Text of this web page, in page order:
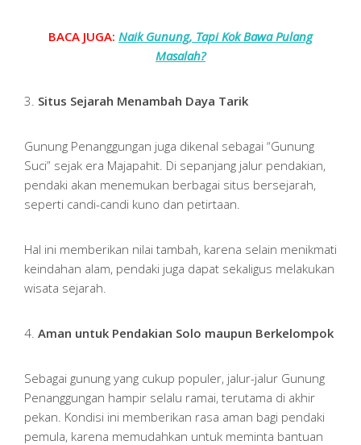
BACA JUGA: Naik Gunung, Tapi Kok Bawa Pulang
Masalah?
3. Situs Sejarah Menambah Daya Tarik
Gunung Penanggungan juga dikenal sebagai “Gunung
Suci” sejak era Majapahit. Di sepanjang jalur pendakian,
pendaki akan menemukan berbagai situs bersejarah,
seperti candi-candi kuno dan petirtaan.
Hal ini memberikan nilai tambah, karena selain menikmati
keindahan alam, pendaki juga dapat sekaligus melakukan
wisata sejarah.
4. Aman untuk Pendakian Solo maupun Berkelompok
Sebagai gunung yang cukup populer, jalur-jalur Gunung
Penanggungan hampir selalu ramai, terutama di akhir
pekan. Kondisi ini memberikan rasa aman bagi pendaki
pemula, karena memudahkan untuk meminta bantuan